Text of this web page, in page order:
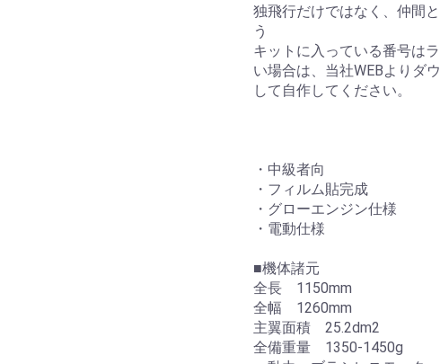
独飛行だけではなく、仲間
う
キットに入っている番号は
い場合は、当社WEBよりダ
して自作してください。
・中級者向
・フィルム貼完成
・グローエンジン仕様
・電動仕様
■機体諸元
全長 1150mm
全幅 1260mm
主翼面積 25.2dm2
全備重量 1350-1450g